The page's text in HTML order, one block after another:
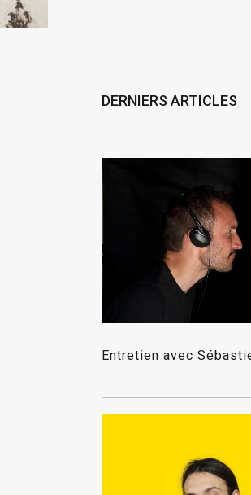
DERNIERS ARTICLES
Entretien avec